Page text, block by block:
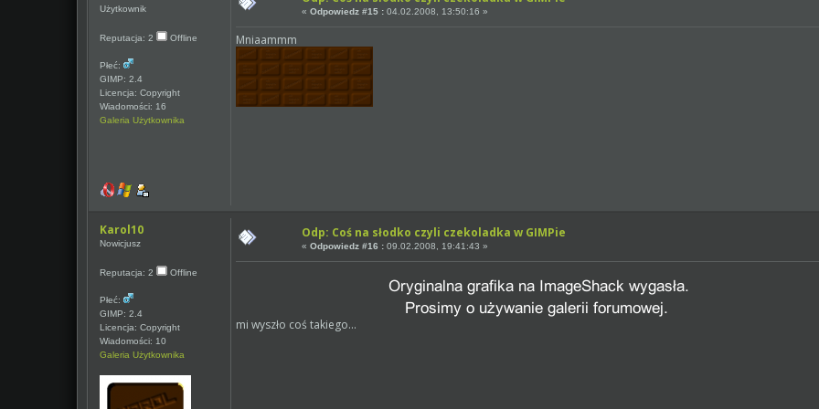
Użytkownik
Reputacja: 2 Offline
Płeć:
GIMP: 2.4
Licencja: Copyright
Wiadomości: 16
Galeria Użytkownika
« Odpowiedz #15 :04.02.2008, 13:50:16 »
Mniaammm
Karol10
Nowicjusz
Reputacja: 2 Offline
Płeć:
GIMP: 2.4
Licencja: Copyright
Wiadomości: 10
Galeria Użytkownika
Odp: Coś na słodko czyli czekoladka w GIMPie
« Odpowiedz #16 :09.02.2008, 19:41:43 »
mi wyszło coś takiego...